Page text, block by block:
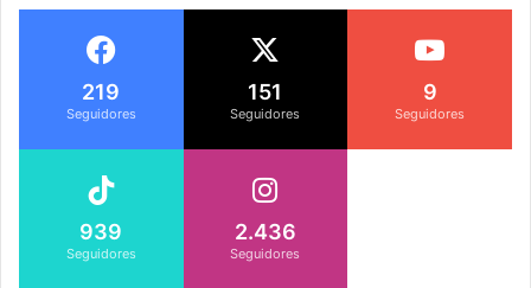
219
Seguidores
151
Seguidores
9
Seguidores
939
Seguidores
2.436
Seguidores